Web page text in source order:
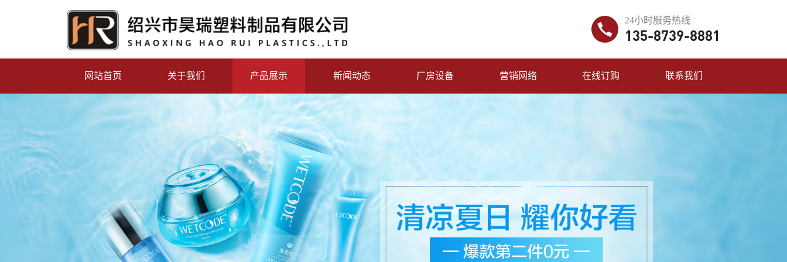
24小时服务热线
135-8739-8881
网站首页 关于我们 产品展示 新闻动态 厂房设备 营销网络 在线订购 联系我们